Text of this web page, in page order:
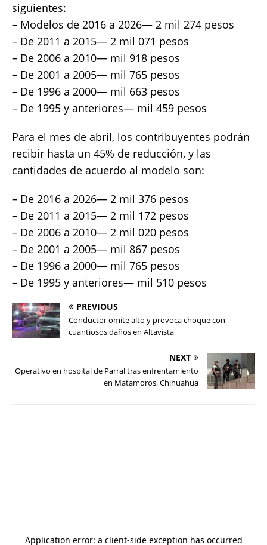
siguientes:
– Modelos de 2016 a 2026— 2 mil 274 pesos
– De 2011 a 2015— 2 mil 071 pesos
– De 2006 a 2010— mil 918 pesos
– De 2001 a 2005— mil 765 pesos
– De 1996 a 2000— mil 663 pesos
– De 1995 y anteriores— mil 459 pesos
Para el mes de abril, los contribuyentes podrán
recibir hasta un 45% de reducción, y las
cantidades de acuerdo al modelo son:
– De 2016 a 2026— 2 mil 376 pesos
– De 2011 a 2015— 2 mil 172 pesos
– De 2006 a 2010— 2 mil 020 pesos
– De 2001 a 2005— mil 867 pesos
– De 1996 a 2000— mil 765 pesos
– De 1995 y anteriores— mil 510 pesos
PREVIOUS
Conductor omite alto y provoca choque con
cuantiosos daños en Altavista
NEXT
Operativo en hospital de Parral tras enfrentamiento
en Matamoros, Chihuahua